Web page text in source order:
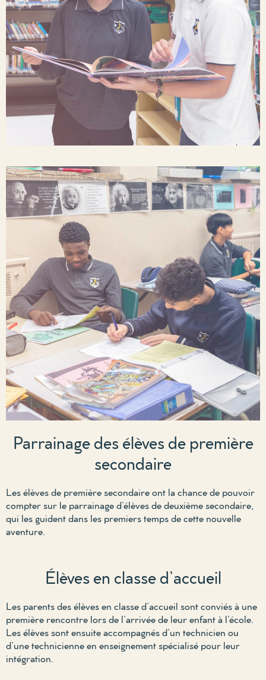
Parrainage des élèves de première
secondaire
Les élèves de première secondaire ont la chance de pouvoir
compter sur le parrainage d’élèves de deuxième secondaire,
qui les guident dans les premiers temps de cette nouvelle
aventure.
Élèves en classe d’accueil
Les parents des élèves en classe d’accueil sont conviés à une
première rencontre lors de l’arrivée de leur enfant à l’école.
Les élèves sont ensuite accompagnés d’un technicien ou
d’une technicienne en enseignement spécialisé pour leur
intégration.